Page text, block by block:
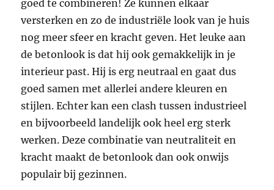
goed te combineren! Ze kunnen elkaar
versterken en zo de industriële look van je huis
nog meer sfeer en kracht geven. Het leuke aan
de betonlook is dat hij ook gemakkelijk in je
interieur past. Hij is erg neutraal en gaat dus
goed samen met allerlei andere kleuren en
stijlen. Echter kan een clash tussen industrieel
en bijvoorbeeld landelijk ook heel erg sterk
werken. Deze combinatie van neutraliteit en
kracht maakt de betonlook dan ook onwijs
populair bij gezinnen.